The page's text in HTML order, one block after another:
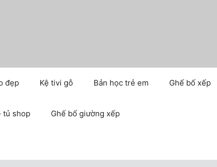
đẹp Kệ tivi gỗ Bản học trẻ em Ghế bố xếp
tủ shop Ghế bố giường xếp